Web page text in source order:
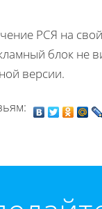
РСЯ на
блок не
версии.